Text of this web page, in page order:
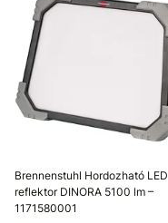
Brennenstuhl Hordozható LED
reflektor DINORA 5100 lm –
1171580001